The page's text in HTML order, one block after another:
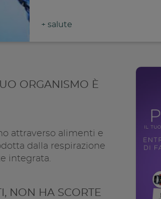
+ salute
Condividi
Copia
ORGANISMO È
attraverso alimenti e
dalla respirazione
integrata.
NON HA SCORTE